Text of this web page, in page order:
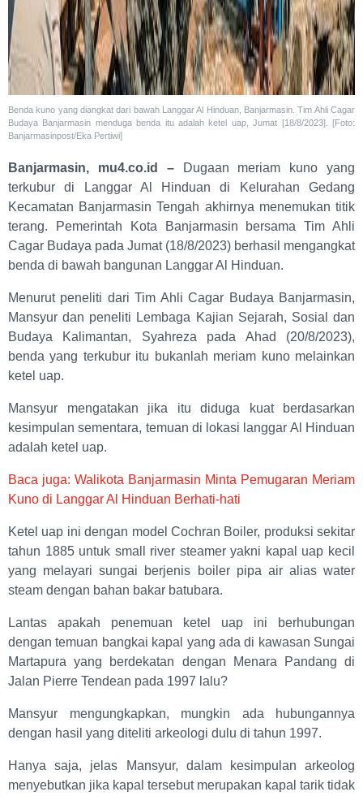
Benda kuno yang diangkat dari bawah Langgar Al Hinduan, Banjarmasin. Tim Ahli Cagar
Budaya Banjarmasin menduga benda itu adalah ketel uap, Jumat [18/8/2023]. [Foto:
Banjarmasinpost/Eka Pertiwi]
Banjarmasin, mu4.co.id –
Dugaan meriam kuno yang
terkubur di Langgar Al Hinduan di Kelurahan Gedang
Kecamatan Banjarmasin Tengah akhirnya menemukan titik
terang. Pemerintah Kota Banjarmasin bersama Tim Ahli
Cagar Budaya pada Jumat (18/8/2023) berhasil mengangkat
benda di bawah bangunan Langgar Al Hinduan.
Menurut peneliti dari Tim Ahli Cagar Budaya Banjarmasin,
Mansyur dan peneliti Lembaga Kajian Sejarah, Sosial dan
Budaya Kalimantan, Syahreza pada Ahad (20/8/2023),
benda yang terkubur itu bukanlah meriam kuno melainkan
ketel uap.
Mansyur mengatakan jika itu diduga kuat berdasarkan
kesimpulan sementara, temuan di lokasi langgar Al Hinduan
adalah ketel uap.
Baca juga: Walikota Banjarmasin Minta Pemugaran Meriam
Kuno di Langgar Al Hinduan Berhati-hati
Ketel uap ini dengan model Cochran Boiler, produksi sekitar
tahun 1885 untuk small river steamer yakni kapal uap kecil
yang melayari sungai berjenis boiler pipa air alias water
steam dengan bahan bakar batubara.
Lantas apakah penemuan ketel uap ini berhubungan
dengan temuan bangkai kapal yang ada di kawasan Sungai
Martapura yang berdekatan dengan Menara Pandang di
Jalan Pierre Tendean pada 1997 lalu?
Mansyur mengungkapkan, mungkin ada hubungannya
dengan hasil yang diteliti arkeologi dulu di tahun 1997.
Hanya saja, jelas Mansyur, dalam kesimpulan arkeolog
menyebutkan jika kapal tersebut merupakan kapal tarik tidak